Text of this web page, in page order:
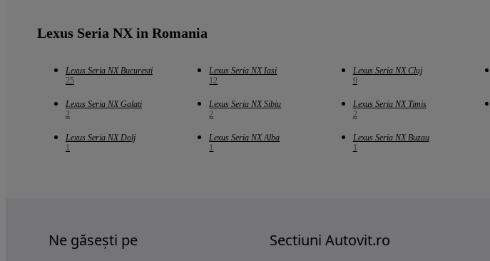
Lexus Seria NX in Romania
Lexus Seria NX Bucuresti
25
Lexus Seria NX Iasi
12
Lexus Seria NX Cluj
9
Lexus Seria NX Galati
2
Lexus Seria NX Sibiu
2
Lexus Seria NX Timis
2
Lexus Seria NX Dolj
1
Lexus Seria NX Alba
1
Lexus Seria NX Buzau
1
Ne găsești pe Sectiuni Autovit.ro